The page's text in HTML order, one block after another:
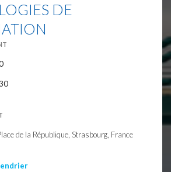
DE
de la République, Strasbourg, France